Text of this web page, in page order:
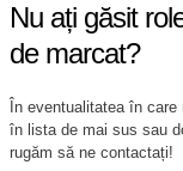
Nu ați găsit
de marcat?
În eventualitatea în
în lista de mai sus sau
rugăm să ne contactați!